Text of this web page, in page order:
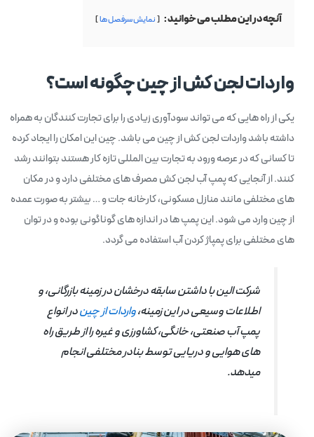
آنچه در این مطلب می خوانید : نمایش سرفصل ها
واردات لجن کش از چین چگونه است؟
یکی از راه هایی که می تواند سودآوری زیادی را برای تجارت کنندگان به همراه
داشته باشد واردات لجن کش از چین می باشد. چین این امکان را ایجاد کرده
تا کسانی که در عرصه ورود به تجارت بین المللی تازه کار هستند بتوانند رشد
کنند. از آنجایی که پمپ آب لجن کش مصرف های مختلفی دارد و در مکان
های مختلفی مانند منازل مسکونی، کارخانه جات و … بیشتر به صورت عمده
از چین وارد می شود. این پمپ ها در اندازه های گوناگونی بوده و در توان
های مختلفی برای پمپاژ کردن آب استفاده می گردد.
شرکت الین با داشتن سابقه درخشان در زمینه بازرگانی، و
اطلاعات وسیعی در این زمینه،واردات از چیندر انواع
پمپ آب صنعتی، خانگی، کشاورزی و غیره را از طریق راه
های هوایی و دریایی توسط بنادر مختلفی انجام
میدهد.